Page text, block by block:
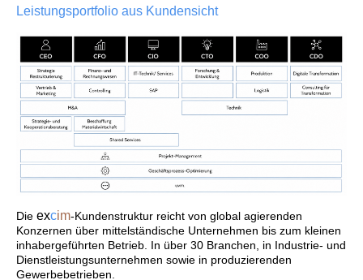
Leistungsportfolio aus Kundensicht
Die excim-Kundenstruktur reicht von global agierenden
Konzernen über mittelständische Unternehmen bis zum kleinen
inhabergeführten Betrieb. In über 30 Branchen, in Industrie- und
Dienstleistungsunternehmen sowie in produzierenden
Gewerbebetrieben.